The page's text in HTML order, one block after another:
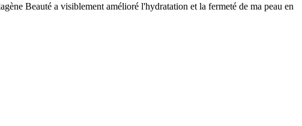
Beauté a visiblement amélioré l'hydratation et la fermeté de ma peau en